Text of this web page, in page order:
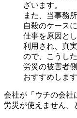
ざいます。
また、当事務
自殺のケース
仕事を原因と
利用され、真
ので、こうし
労災の被害者
おすすめします
会社が「ウチの会社
労災が使えません。